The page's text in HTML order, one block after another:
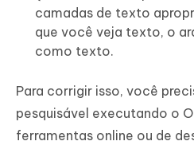
camadas de texto
que você veja texto, o
como texto.
Para corrigir isso, você
pesquisável executando o
ferramentas online ou de